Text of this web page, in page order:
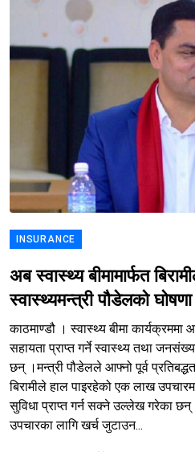
INSURANCE
अब स्वास्थ्य बीमामार्फत
स्वास्थ्यमन्त्री पौडेलको घोषणा
काठमाण्डौ । स्वास्थ्य बीमा कार्यक्रममा
सहायता प्राप्त गर्ने स्वास्थ्य तथा
छन् ।मन्त्री पौडेलले आफ्नो पूर्व
बिरामीले हाल पाइरहेको एक लाख
सुविधा प्राप्त गर्न सक्ने उल्लेख गरेका छन्
उपचारका लागि खर्च जुटाउन...